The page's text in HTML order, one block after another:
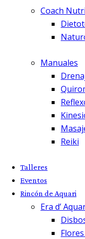
Coach
Manuales
Reiki
Talleres
Eventos
Rincón de Aquari
Era d’